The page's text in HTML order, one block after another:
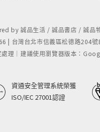
by 誠品生活 / 誠品書店 / 誠
| 台灣台北市信義區松德路204
處理｜建議使用瀏覽器版本：
資通安全管理系統榮獲
ISO/IEC 27001認證